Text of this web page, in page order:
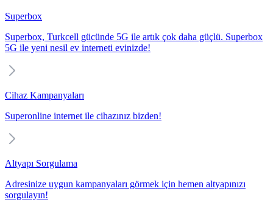
Superbox
Superbox, Turkcell gücünde 5G ile artık çok daha güçlü. Superbox
5G ile yeni nesil ev interneti evinizde!
Cihaz Kampanyaları
Superonline internet ile cihazınız bizden!
Altyapı Sorgulama
Adresinize uygun kampanyaları görmek için hemen altyapınızı
sorgulayın!